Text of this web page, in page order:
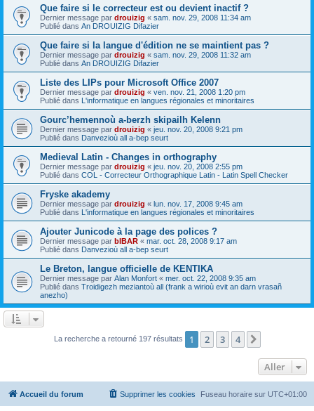
Que faire si le correcteur est ou devient inactif ?
Dernier message par drouizig « sam. nov. 29, 2008 11:34 am
Publié dans An DROUIZIG Difazier
Que faire si la langue d'édition ne se maintient pas ?
Dernier message par drouizig « sam. nov. 29, 2008 11:32 am
Publié dans An DROUIZIG Difazier
Liste des LIPs pour Microsoft Office 2007
Dernier message par drouizig « ven. nov. 21, 2008 1:20 pm
Publié dans L'informatique en langues régionales et minoritaires
Gourc’hemennoù a-berzh skipailh Kelenn
Dernier message par drouizig « jeu. nov. 20, 2008 9:21 pm
Publié dans Danvezioù all a-bep seurt
Medieval Latin - Changes in orthography
Dernier message par drouizig « jeu. nov. 20, 2008 2:55 pm
Publié dans COL - Correcteur Orthographique Latin - Latin Spell Checker
Fryske akademy
Dernier message par drouizig « lun. nov. 17, 2008 9:45 am
Publié dans L'informatique en langues régionales et minoritaires
Ajouter Junicode à la page des polices ?
Dernier message par bIBAR « mar. oct. 28, 2008 9:17 am
Publié dans Danvezioù all a-bep seurt
Le Breton, langue officielle de KENTIKA
Dernier message par Alan Monfort « mer. oct. 22, 2008 9:35 am
Publié dans Troidigezh meziantoù all (frank a wirioù evit an darn vrasañ
anezho)
La recherche a retourné 197 résultats 1 2 3 4
Aller
Accueil du forum Fuseau horaire sur UTC+01:00
Supprimer les cookies